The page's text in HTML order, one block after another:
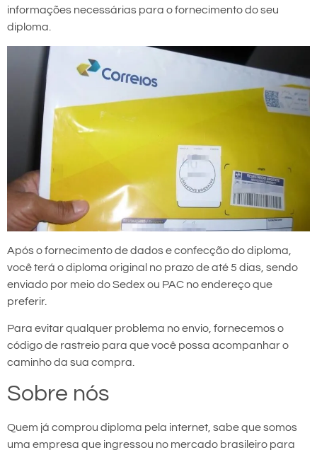
informações necessárias para o fornecimento do seu
diploma.
Após o fornecimento de dados e confecção do diploma,
você terá o diploma original no prazo de até 5 dias, sendo
enviado por meio do Sedex ou PAC no endereço que
preferir.
Para evitar qualquer problema no envio, fornecemos o
código de rastreio para que você possa acompanhar o
caminho da sua compra.
Sobre nós
Quem já comprou diploma pela internet, sabe que somos
uma empresa que ingressou no mercado brasileiro para